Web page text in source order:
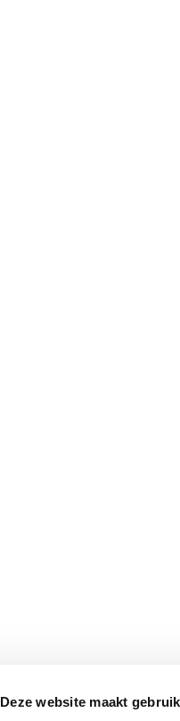
Deze website maakt